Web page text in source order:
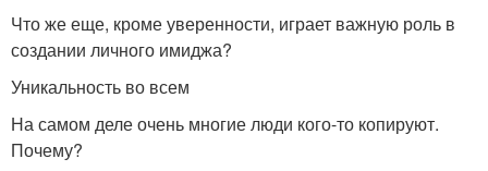
Что же еще, кроме уверенности, играет важную роль в
создании личного имиджа?
Уникальность во всем
На самом деле очень многие люди кого-то копируют.
Почему?